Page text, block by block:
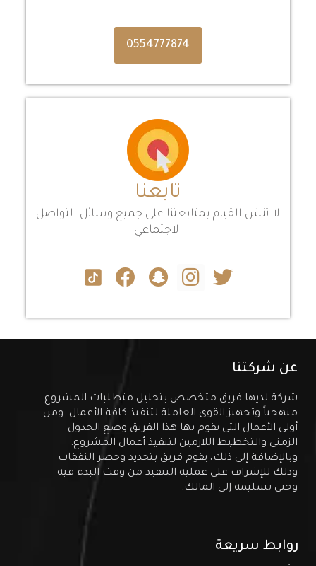
0554777874
تابعنا
لا تنسَ القيام بمتابعتنا على جميع وسائل التواصل
الاجتماعي
عن شركتنا
شركة لديها فريق متخصص بتحليل متطلبات المشروع
منهجياً وتجهيز القوى العاملة لتنفيذ كافة الأعمال. ومن
أولى الأعمال التي يقوم بها هذا الفريق وضع الجدول
الزمني والتخطيط اللازمين لتنفيذ أعمال المشروع.
وبالإضافة إلى ذلك، يقوم فريق بتحديد وحصر النفقات
وذلك للإشراف على عملية التنفيذ من وقت البدء فيه
وحتى تسليمه إلى المالك.
روابط سريعة